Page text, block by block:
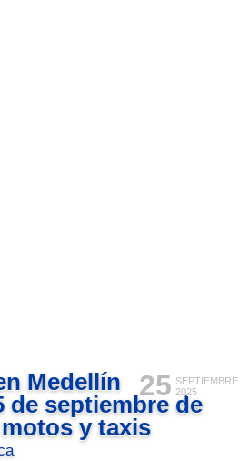
25 SEPTIEMBRE
2025
Medellín
de septiembre de
y taxis